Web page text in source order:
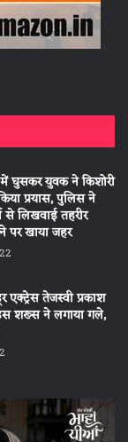
घुसकर युवक ने किशोरी
प्रयास, पुलिस ने
से लिखवाई तहरीर
पर खाया जहर
एक्ट्रेस तेजस्वी प्रकाश
शख्स ने लगाया गले,